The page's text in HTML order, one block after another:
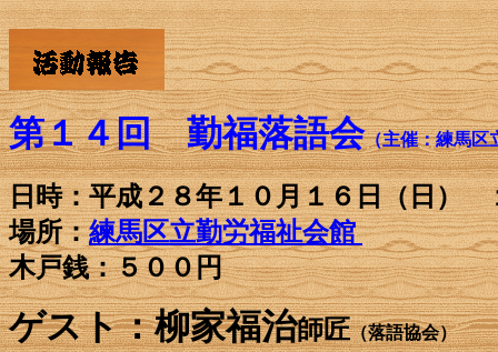
第１４回 勤福落語会（主催：練馬区
日時：平成２８年１０月１６日（日）
場所：練馬区立勤労福祉会館
木戸銭：５００円
ゲスト：柳家福治師匠（落語協会）